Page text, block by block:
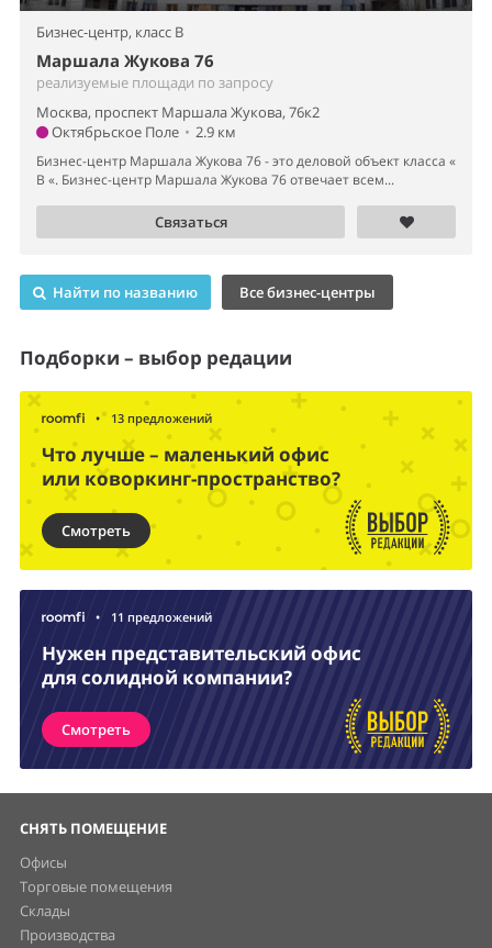
Бизнес-центр, класс B
Маршала Жукова 76
реализуемые площади по запросу
Москва, проспект Маршала Жукова, 76к2
Октябрьское Поле • 2.9 км
Бизнес-центр Маршала Жукова 76 - это деловой объект класса «
B «. Бизнес-центр Маршала Жукова 76 отвечает всем...
Связаться
Найти по названию Все бизнес-центры
Подборки – выбор редации
• 13 предложений
Что лучше – маленький офис
или коворкинг-пространство?
Смотреть
• 11 предложений
Нужен представительский офис
для солидной компании?
Смотреть
СНЯТЬ ПОМЕЩЕНИЕ
Офисы
Торговые помещения
Склады
Производства